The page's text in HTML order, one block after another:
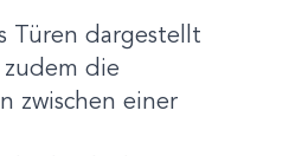
Türen dargestellt
die
zwischen einer